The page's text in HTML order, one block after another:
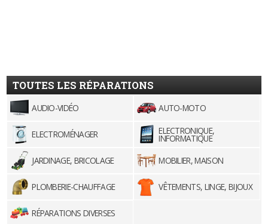
TOUTES LES RÉPARATIONS
AUDIO-VIDÉO AUTO-MOTO
ELECTROMÉNAGER ELECTRONIQUE,
INFORMATIQUE
JARDINAGE, BRICOLAGE
MOBILIER, MAISON
PLOMBERIE-CHAUFFAGE VÊTEMENTS, LINGE, BIJOUX
RÉPARATIONS DIVERSES